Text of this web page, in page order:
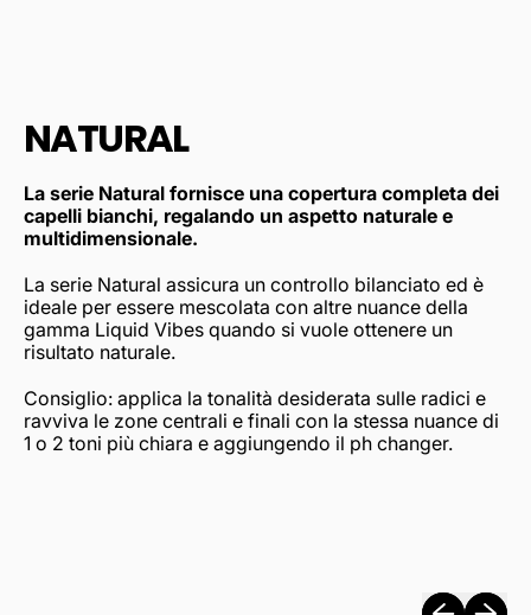
NATURAL
La serie Natural fornisce una copertura completa dei
capelli bianchi, regalando un aspetto naturale e
multidimensionale.
La serie Natural assicura un controllo bilanciato ed è
ideale per essere mescolata con altre nuance della
gamma Liquid Vibes quando si vuole ottenere un
risultato naturale.
Consiglio: applica la tonalità desiderata sulle radici e
ravviva le zone centrali e finali con la stessa nuance di
1 o 2 toni più chiara e aggiungendo il ph changer.